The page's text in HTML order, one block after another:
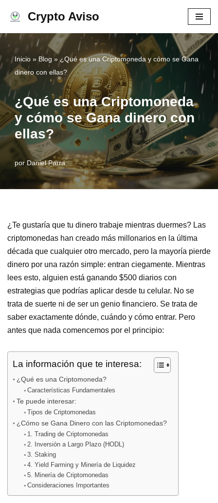
contenido
Crypto Aviso
Inicio » Blog »¿Qué es una Criptomoneda y cómo se Gana
dinero con ellas?
¿Qué es una Criptomoneda
y cómo se Gana dinero con
ellas?
por Daniel Parra
¿Te gustaría que tu dinero trabaje mientras duermes? Las
criptomonedas han creado más millonarios en la última
década que cualquier otro mercado, pero la mayoría pierde
dinero por una razón simple: entran ciegamente. Mientras
lees esto, alguien está ganando $500 diarios con
estrategias que podrías aplicar desde tu celular. No se
trata de suerte ni de ser un genio financiero. Se trata de
saber exactamente dónde, cuándo y cómo entrar. Pero
antes que nada comencemos por el principio:
La información que te interesa:
¿Qué es una Criptomoneda?
Características Fundamentales
Te puede interesar:
Tipos de Criptomonedas
¿Cómo se Gana Dinero con las Criptomonedas?
1. Trading de Criptomonedas
2. Inversión a Largo Plazo (HODL)
3. Staking
4. Yield Farming y Minería de Liquidez
5. Minería de Criptomonedas
Consideraciones Importantes